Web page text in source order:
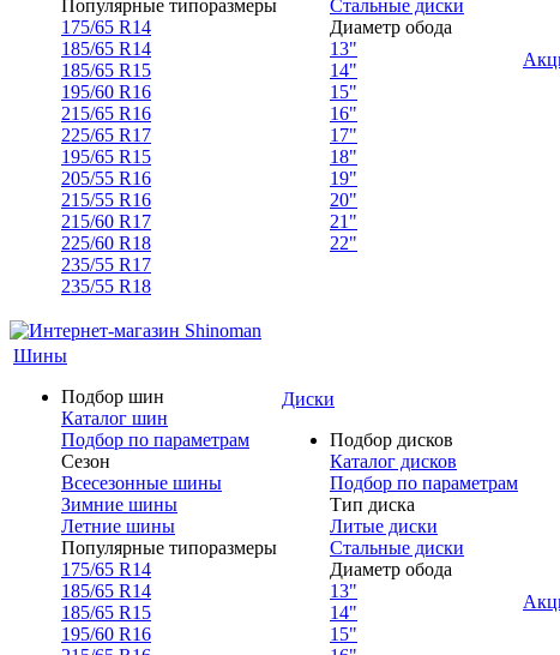
Популярные типоразмеры
175/65 R14
185/65 R14
185/65 R15
195/60 R16
215/65 R16
225/65 R17
195/65 R15
205/55 R16
215/55 R16
215/60 R17
225/60 R18
235/55 R17
235/55 R18
Стальные диски
Диаметр обода
13"
14"
15"
16"
17"
18"
19"
20"
21"
22"
Шины
Подбор шин
Каталог шин
Подбор по параметрам
Сезон
Всесезонные шины
Зимние шины
Летние шины
Популярные типоразмеры
175/65 R14
185/65 R14
185/65 R15
195/60 R16
Диски
Подбор дисков
Каталог дисков
Подбор по параметрам
Тип диска
Литые диски
Стальные диски
Диаметр обода
13"
14"
15"